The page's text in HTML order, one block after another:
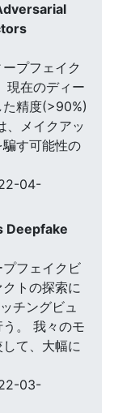
プフェイク
現在のディー
た精度(>90%)
、メイクアッ
す可能性の
04-
Deepfake
フェイクビ
トの探索に
チングビュ
。 我々のモ
て、大幅に
03-